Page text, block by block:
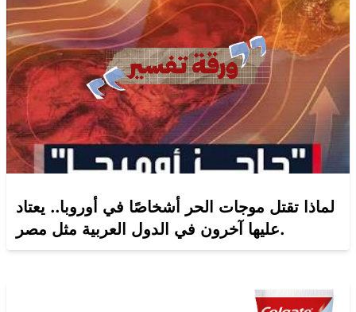
لماذا تقتل موجات الحر أشخاصًا في أوروبا.. يعتاد
عليها آخرون في الدول العربية مثل مصر.